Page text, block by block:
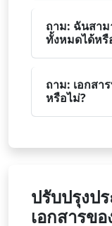
ถาม: ฉันสาม
ทั้งหมดได้หรื
ถาม: เอกส
หรือไม่?
ปรับปรุงป
เอกสารข